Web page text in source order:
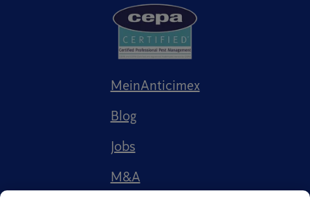
MeinAnticimex
Blog
Jobs
M&A